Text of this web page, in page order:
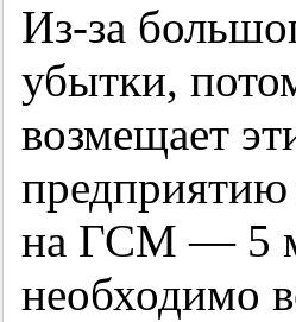
Из-за
убытки,
возмещает
предприятию
на ГСМ — 5
необходимо